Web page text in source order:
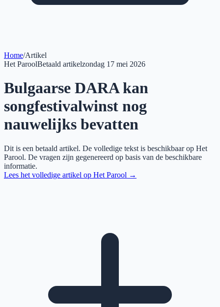
Home/Artikel
Het ParoolBetaald artikelzondag 17 mei 2026
Bulgaarse DARA kan
songfestivalwinst nog
nauwelijks bevatten
Dit is een betaald artikel. De volledige tekst is beschikbaar op Het
Parool. De vragen zijn gegenereerd op basis van de beschikbare
informatie.
Lees het volledige artikel op Het Parool →